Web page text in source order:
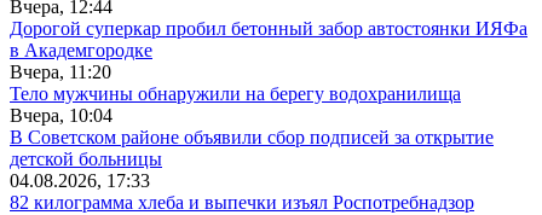
Вчера, 12:44
Дорогой суперкар пробил бетонный забор автостоянки ИЯФа
в Академгородке
Вчера, 11:20
Тело мужчины обнаружили на берегу водохранилища
Вчера, 10:04
В Советском районе объявили сбор подписей за открытие
детской больницы
04.08.2026, 17:33
82 килограмма хлеба и выпечки изъял Роспотребнадзор